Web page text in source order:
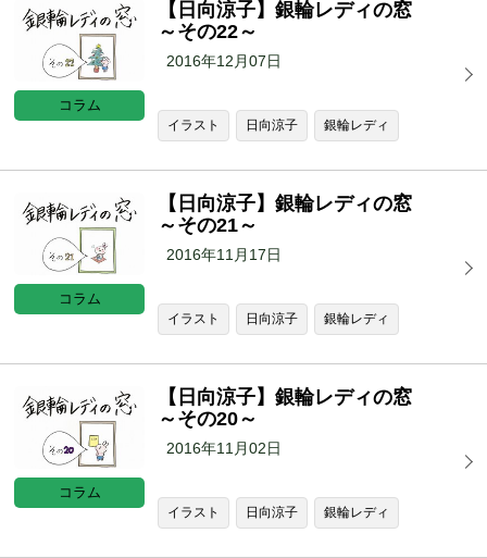
コラム
【日向涼子】銀輪レディの窓
～その22～
2016年12月07日
イラスト 日向涼子 銀輪レディ
コラム
【日向涼子】銀輪レディの窓
～その21～
2016年11月17日
イラスト 日向涼子 銀輪レディ
コラム
【日向涼子】銀輪レディの窓
～その20～
2016年11月02日
イラスト 日向涼子 銀輪レディ